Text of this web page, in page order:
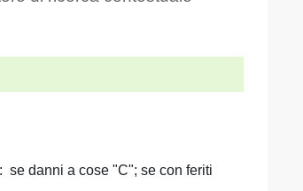
se danni a cose "C"; se con feriti